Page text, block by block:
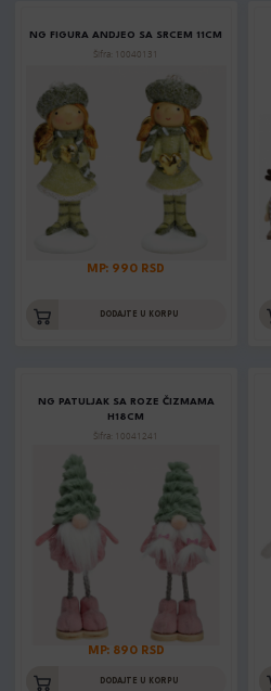
NG FIGURA ANDJEO SA SRCEM 11CM
Šifra: 10040131
MP: 990 RSD
DODAJTE U KORPU
NG PATULJAK SA ROZE ČIZMAMA
H18CM
Šifra: 10041241
MP: 890 RSD
DODAJTE U KORPU